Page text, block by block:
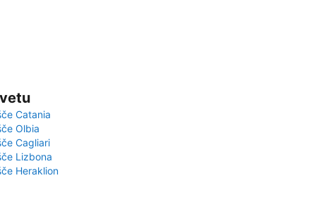
Catania
Olbia
Cagliari
Lizbona
Heraklion